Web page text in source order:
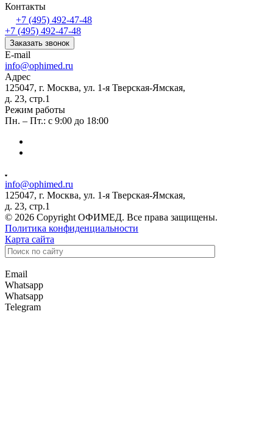
Контакты
+7 (495) 492-47-48
+7 (495) 492-47-48
Заказать звонок
E-mail
info@ophimed.ru
Адрес
125047, г. Москва, ул. 1-я Тверская-Ямская,
д. 23, стр.1
Режим работы
Пн. – Пт.: с 9:00 до 18:00
info@ophimed.ru
125047, г. Москва, ул. 1-я Тверская-Ямская,
д. 23, стр.1
© 2026 Copyright ОФИМЕД. Все права защищены.
Политика конфиденциальности
Карта сайта
Email
Whatsapp
Whatsapp
Telegram